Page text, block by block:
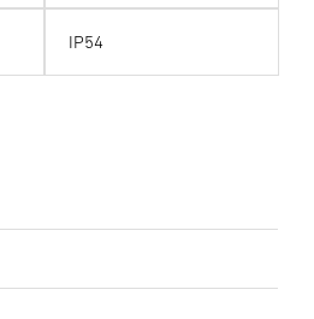
IP54